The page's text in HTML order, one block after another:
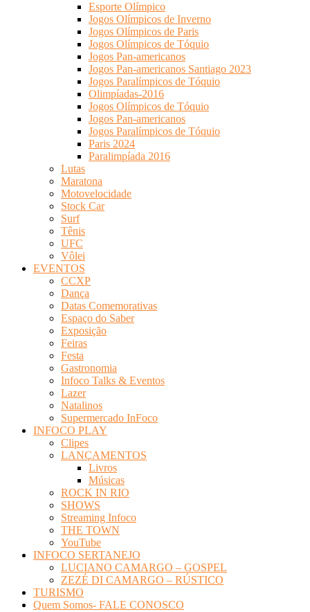
Esporte Olímpico
Jogos Olímpicos de Inverno
Jogos Olímpicos de Paris
Jogos Olímpicos de Tóquio
Jogos Pan-americanos
Jogos Pan-americanos Santiago 2023
Jogos Paralímpicos de Tóquio
Olimpíadas-2016
Jogos Olímpicos de Tóquio
Jogos Pan-americanos
Jogos Paralímpicos de Tóquio
Paris 2024
Paralimpíada 2016
Lutas
Maratona
Motovelocidade
Stock Car
Surf
Tênis
UFC
Vôlei
EVENTOS
CCXP
Dança
Datas Comemorativas
Espaço do Saber
Exposição
Feiras
Festa
Gastronomia
Infoco Talks & Eventos
Lazer
Natalinos
Supermercado InFoco
INFOCO PLAY
Clipes
LANÇAMENTOS
Livros
Músicas
ROCK IN RIO
SHOWS
Streaming Infoco
THE TOWN
YouTube
INFOCO SERTANEJO
LUCIANO CAMARGO – GOSPEL
ZEZÉ DI CAMARGO – RÚSTICO
TURISMO
Quem Somos- FALE CONOSCO